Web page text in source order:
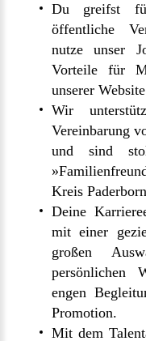
Du greifst
öffentliche
nutze unser
Vorteile für
unserer
Wir
Vereinbarung
und sind
Kreis
Deine
mit einer
großen
persönlichen
engen
Promotion.
Mit dem